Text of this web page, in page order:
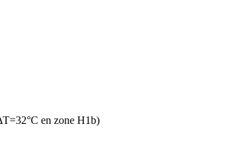
en zone H1b)